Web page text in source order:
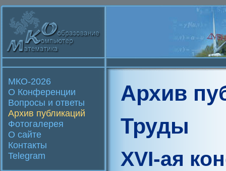
МКО-2026
О Конференции
Вопросы и ответы
Архив публикаций
Фотогалерея
О сайте
Контакты
Telegram
Архив
Труды
XVI-ая